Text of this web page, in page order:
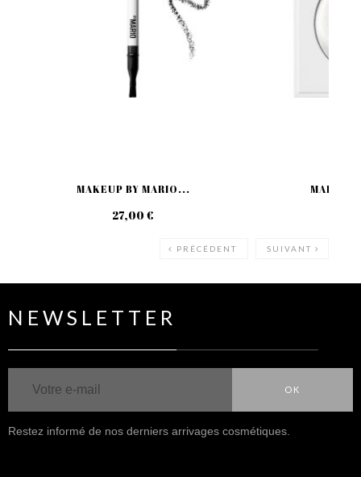
MAKEUP BY MARIO...
27,00 €
MAKEUP
PRÉCÉDENT SUIVANT
NEWSLETTER
OK
Restez informé de nos derniers arrivages cosmétiques.